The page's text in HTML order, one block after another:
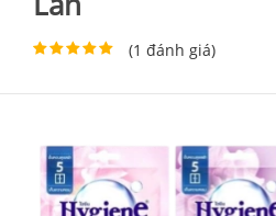
(1 đánh giá)